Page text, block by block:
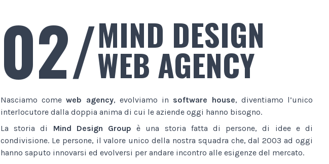
02/MIND DESIGN
WEB AGENCY
Nasciamo comeweb agency, evolviamo in software house, diventiamo l’unico
interlocutore dalla doppia anima di cui le aziende oggi hanno bisogno.
La storia di Mind Design Group è una storia fatta di persone, di idee e di
condivisione. Le persone, il valore unico della nostra squadra che, dal 2003 ad oggi
hanno saputo innovarsi ed evolversi per andare incontro alle esigenze del mercato.